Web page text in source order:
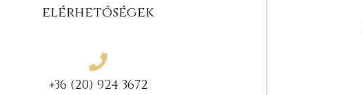
elérhetőségek
+36 (20) 924 3672